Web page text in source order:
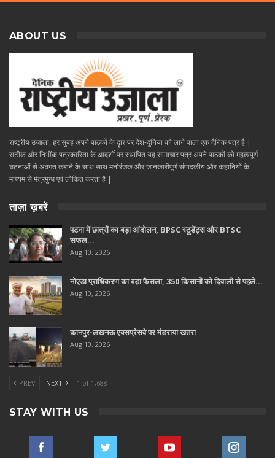
ABOUT US
राष्ट्रीय उजाला, हर सुबह अपने पाठकों के दॄार पर देश-दुनिया को लाने वाला एक दैनिक पत्र है |
सटीक और निभींक पत्रकारिता के आदर्शों पर स्थापित यह सामाचार पत्र अपने पाठकों को महत्वपूर्ण
घटनाओं से अवगत कराने के साथ साथ मनोरंजक और जानकारीपूर्ण संपादकीय और कहानियों के
माध्यम से मंत्रमुग्ध एवं लोकित करता है |
ताज़ा ख़बरें
पटना में छात्रों का बड़ा आंदोलन, BPSC स्टूडेंट्स और BTSC
सफल…
Aug 10, 2026
नोएडा प्राधिकरण का बड़ा फैसला, 350 किसानों को दिवाली से पहले…
Aug 10, 2026
कानपुर-लखनऊ एक्सप्रेसवे पर मंडराया खतरा
Aug 10, 2026
PREV NEXT 1 of 1,688
STAY WITH US